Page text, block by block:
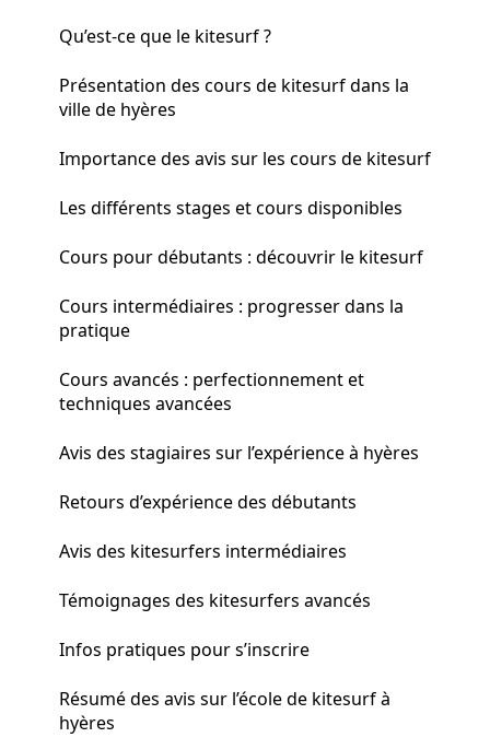
Qu’est-ce que le kitesurf ?
Présentation des cours de kitesurf dans la
ville de hyères
Importance des avis sur les cours de kitesurf
Les différents stages et cours disponibles
Cours pour débutants : découvrir le kitesurf
Cours intermédiaires : progresser dans la
pratique
Cours avancés : perfectionnement et
techniques avancées
Avis des stagiaires sur l’expérience à hyères
Retours d’expérience des débutants
Avis des kitesurfers intermédiaires
Témoignages des kitesurfers avancés
Infos pratiques pour s’inscrire
Résumé des avis sur l’école de kitesurf à
hyères